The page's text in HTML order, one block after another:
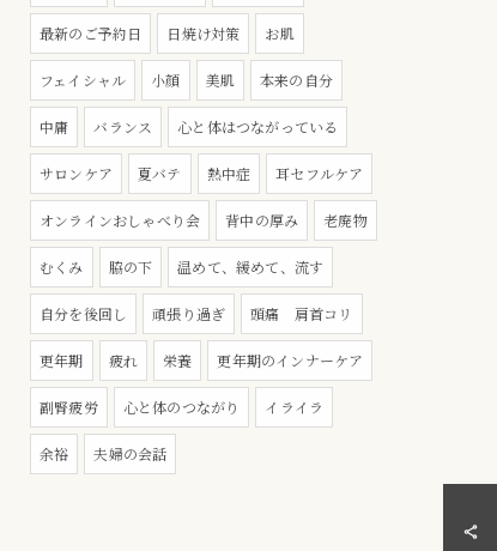
最新のご予約日 日焼け対策 お肌
フェイシャル 小顔 美肌 本来の自分
中庸 バランス 心と体はつながっている
サロンケア 夏バテ 熱中症 耳セフルケア
オンラインおしゃべり会 背中の厚み 老廃物
むくみ 脇の下 温めて、緩めて、流す
自分を後回し 頑張り過ぎ 頭痛 肩首コリ
更年期 疲れ 栄養 更年期のインナーケア
副腎疲労 心と体のつながり イライラ
余裕 夫婦の会話